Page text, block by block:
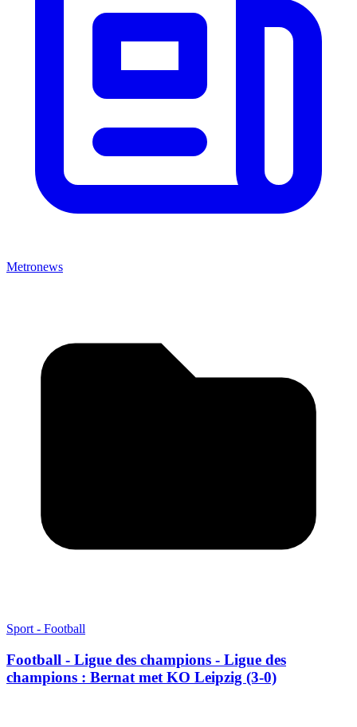
Metronews
Sport - Football
Football - Ligue des champions - Ligue des
champions : Bernat met KO Leipzig (3-0)